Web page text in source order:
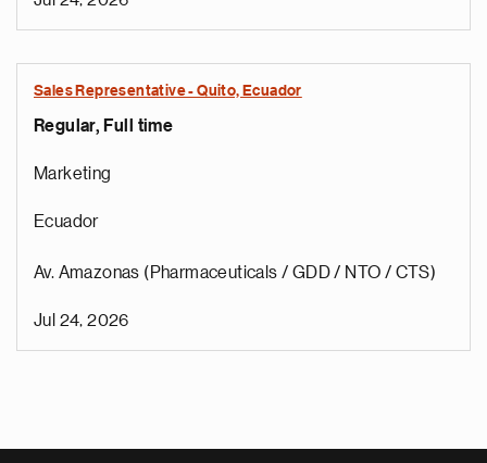
Sales Representative - Quito, Ecuador
Regular, Full time
Marketing
Ecuador
Av. Amazonas (Pharmaceuticals / GDD / NTO / CTS)
Jul 24, 2026